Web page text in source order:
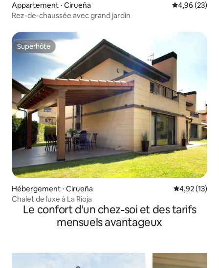
Appartement ⋅ Cirueña Évaluation
4,96 (23)
Rez-de-chaussée avec grand jardin
Superhôte
Superhôte
Hébergement ⋅ Cirueña Évaluation
4,92 (13)
Chalet de luxe à La Rioja
Le confort d'un chez-soi et des tarifs
mensuels avantageux